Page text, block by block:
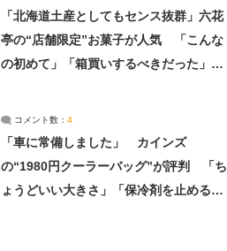
「北海道土産としてもセンス抜群」六花
亭の“店舗限定”お菓子が人気 「こんな
の初めて」「箱買いするべきだった」
コメント数： 4
「車に常備しました」 カインズ
の“1980円クーラーバッグ”が評判 「ち
ょうどいい大きさ」「保冷剤を止めるベ